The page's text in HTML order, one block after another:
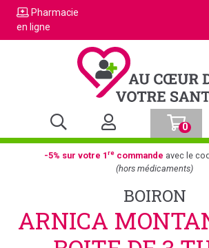
Pharmacie
en ligne
0
-5% sur votre 1recommande avec le
(hors médicaments)
BOIRON
ARNICA